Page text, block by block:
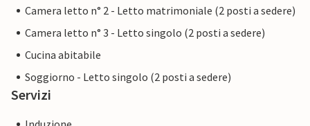
Camera letto n° 2 - Letto matrimoniale (2 posti a sedere)
Camera letto n° 3 - Letto singolo (2 posti a sedere)
Cucina abitabile
Soggiorno - Letto singolo (2 posti a sedere)
Servizi